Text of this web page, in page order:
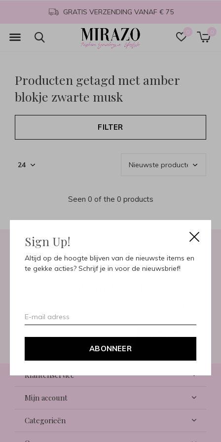
Sign Up!
Altijd op de hoogte blijven van de nieuwste items en
te gekke acties? Schrijf je in voor de nieuwsbrief!
ABONNEER
0 0
GRATIS VERZENDING VANAF € 75
Producten getagd met amber
blokje zwarte musk
FILTER
Seen 0 of the 0 products
Meld je aan voor onze
ABONNEER
Klantenservice
Mijn account
Categorieën